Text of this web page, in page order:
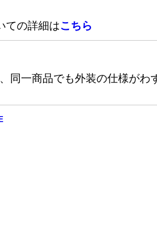
ての詳細はこちら
同一商品でも外装の仕様がわ